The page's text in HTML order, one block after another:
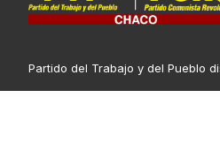
Partido del Trabajo y del Pueblo